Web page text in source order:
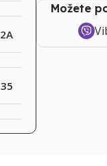
Možete